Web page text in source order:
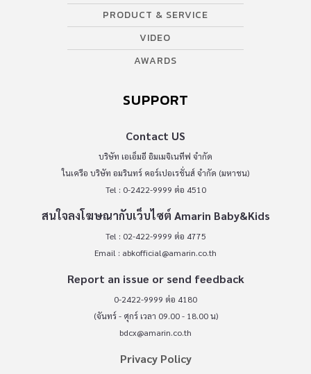
PRODUCT & SERVICE
VIDEO
AWARDS
SUPPORT
Contact US
บริษัท เอเอ็มอี อิมเมจิเนทีฟ จำกัด
ในเครือ บริษัท อมรินทร์ คอร์เปอเรชั่นส์ จำกัด (มหาชน)
Tel : 0-2422-9999 ต่อ 4510
สนใจลงโฆษณากับเว็บไซต์ Amarin Baby&Kids
Tel : 02-422-9999 ต่อ 4775
Email : abkofficial@amarin.co.th
Report an issue or send feedback
0-2422-9999 ต่อ 4180
(จันทร์ - ศุกร์ เวลา 09.00 - 18.00 น)
bdcx@amarin.co.th
Privacy Policy